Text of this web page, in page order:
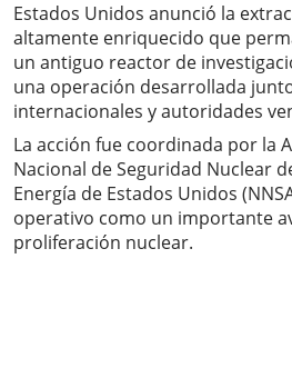
Estados Unidos anunció la
altamente enriquecido que
un antiguo reactor de
una operación desarrollada
internacionales y autoridades
La acción fue coordinada por la
Nacional de Seguridad Nuclear
Energía de Estados Unidos
operativo como un importante
proliferación nuclear.